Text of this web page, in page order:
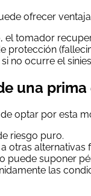
ofrecer
el tomador
protección
no ocurre el
una
optar por esta
riesgo puro.
otras alternativas
puede suponer
las